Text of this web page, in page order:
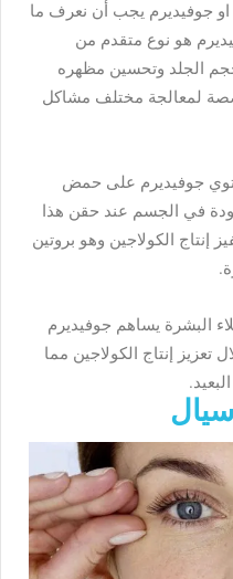
او جوفيديرم يجب أن نعرف ما
هو نوع متقدم من
الجلد وتحسين مظهره
لمعالجة مختلف مشاكل
جوفيديرم على حمض
في الجسم عند حقن هذا
الكولاجين وهو بروتين
البشرة يساهم جوفيديرم
تعزيز إنتاج الكولاجين مما